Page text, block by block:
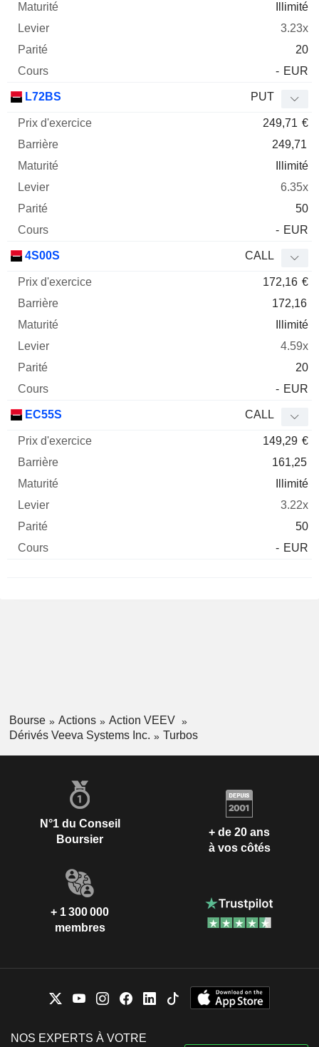
Illimité
3.23x
20
- EUR
L72BS PUT
249,71 €
249,71
Illimité
6.35x
50
- EUR
4S00S CALL
172,16 €
172,16
Illimité
4.59x
20
- EUR
EC55S CALL
149,29 €
161,25
Illimité
3.22x
50
- EUR
Bourse Actions
Action VEEV
Dérivés Veeva Systems Inc.
Turbos
N°1 du Conseil
Boursier
+ de 20 ans
à vos côtés
+ 1 300 000
membres
NOS EXPERTS À VOTRE